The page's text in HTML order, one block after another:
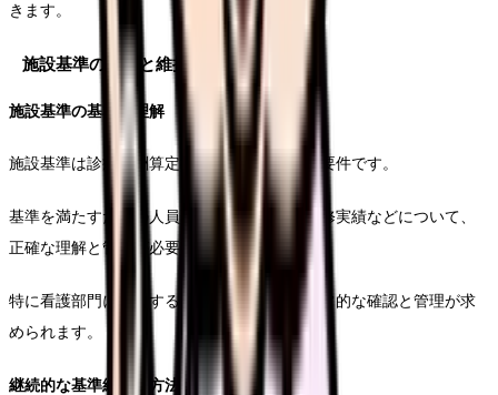
きます。
施設基準の確認と維持
施設基準の基本的理解
施設基準は診療報酬算定の基礎となる重要な要件です。
基準を満たすための人員配置、設備要件、研修実績などについて、
正確な理解と管理が必要となります。
特に看護部門に関連する基準については、日常的な確認と管理が求
められます。
継続的な基準維持の方法